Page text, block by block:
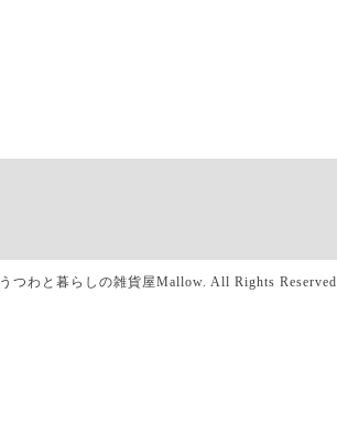
うつわと暮らしの雑貨屋Mallow. All Rights Reserved.